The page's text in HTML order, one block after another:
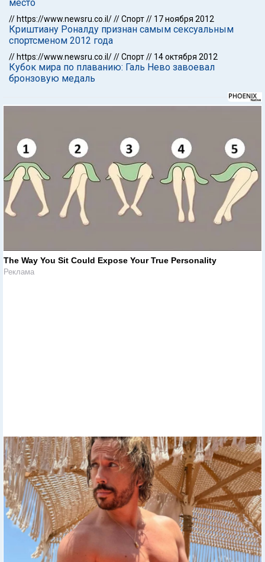
место
// https://www.newsru.co.il///Спорт// 17 ноября 2012
Криштиану Роналду признан самым сексуальным
спортсменом 2012 года
// https://www.newsru.co.il///Спорт// 14 октября 2012
Кубок мира по плаванию: Галь Нево завоевал
бронзовую медаль
The Way You Sit Could Expose Your True Personality
Реклама